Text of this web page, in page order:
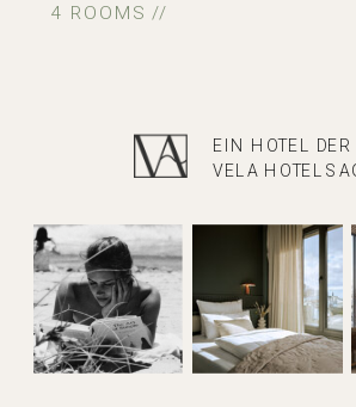
4 ROOMS //
EIN HOTEL DER
VELA HOTELS